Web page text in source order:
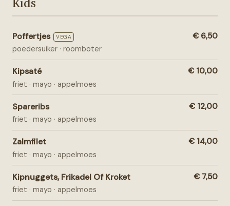
Poffertjes VEGA
poedersuiker · roomboter
€ 6,50
Kipsaté
friet · mayo · appelmoes
€ 10,00
Spareribs
friet · mayo · appelmoes
€ 12,00
Zalmfilet
friet · mayo · appelmoes
€ 14,00
Kipnuggets, Frikadel Of Kroket
friet · mayo · appelmoes
€ 7,50